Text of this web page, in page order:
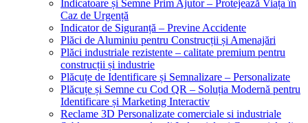
Indicatoare și Semne Prim Ajutor – Protejează Viața în
Caz de Urgență
Indicator de Siguranță – Previne Accidente
Plăci de Aluminiu pentru Construcții și Amenajări
Plăci industriale rezistente – calitate premium pentru
construcții și industrie
Plăcuțe de Identificare și Semnalizare – Personalizate
Plăcuțe și Semne cu Cod QR – Soluția Modernă pentru
Identificare și Marketing Interactiv
Reclame 3D Personalizate comerciale si industriale